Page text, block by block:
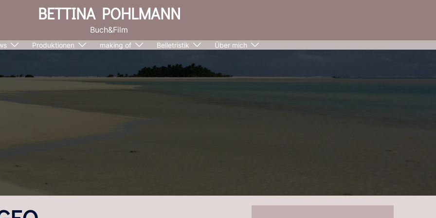
BETTINA POHLMANN
Buch&Film
Produktionen making of Belletristik Über mich